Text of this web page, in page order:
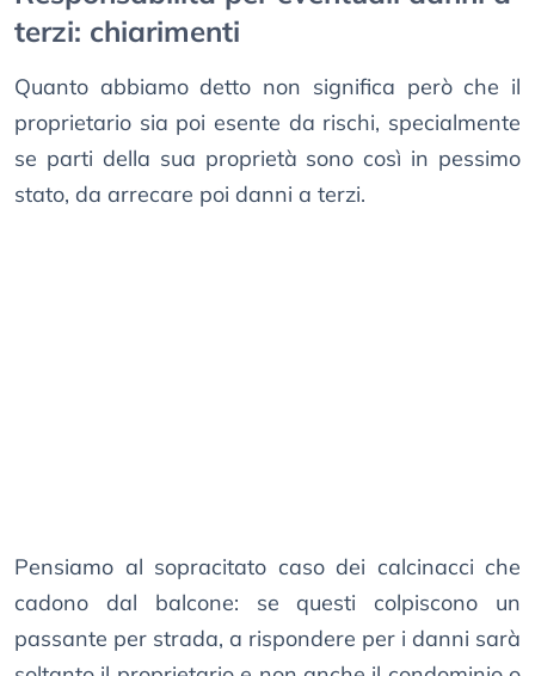
terzi: chiarimenti
Quanto abbiamo detto non significa però che il
proprietario sia poi esente da rischi, specialmente
se parti della sua proprietà sono così in pessimo
stato, da arrecare poi danni a terzi.
Pensiamo al sopracitato caso dei calcinacci che
cadono dal balcone: se questi colpiscono un
passante per strada, a rispondere per i danni sarà